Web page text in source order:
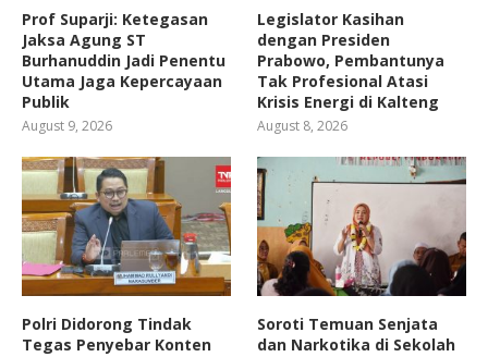
Prof Suparji: Ketegasan
Jaksa Agung ST
Burhanuddin Jadi Penentu
Utama Jaga Kepercayaan
Publik
August 9, 2026
Legislator Kasihan
dengan Presiden
Prabowo, Pembantunya
Tak Profesional Atasi
Krisis Energi di Kalteng
August 8, 2026
Polri Didorong Tindak
Tegas Penyebar Konten
Soroti Temuan Senjata
dan Narkotika di Sekolah